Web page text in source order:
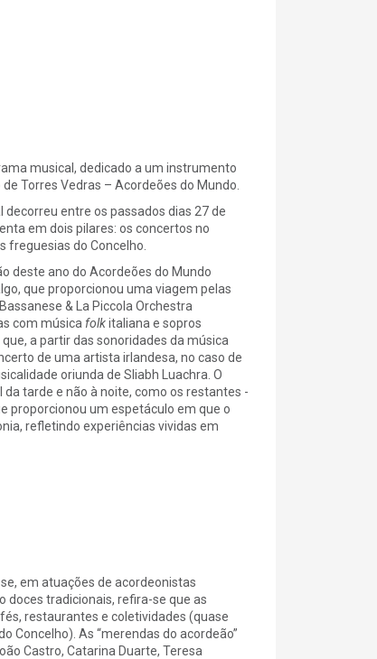
musical, dedicado a um instrumento
Torres Vedras – Acordeões do Mundo.
entre os passados dias 27 de
em dois pilares: os concertos no
freguesias do Concelho.
deste ano do Acordeões do Mundo
que proporcionou uma viagem pelas
& La Piccola Orchestra
com música folkitaliana e sopros
a partir das sonoridades da música
de uma artista irlandesa, no caso de
oriunda de Sliabh Luachra. O
tarde e não à noite, como os restantes -
proporcionou um espetáculo em que o
refletindo experiências vividas em
em atuações de acordeonistas
doces tradicionais, refira-se que as
restaurantes e coletividades (quase
Concelho). As “merendas do acordeão”
Castro, Catarina Duarte, Teresa